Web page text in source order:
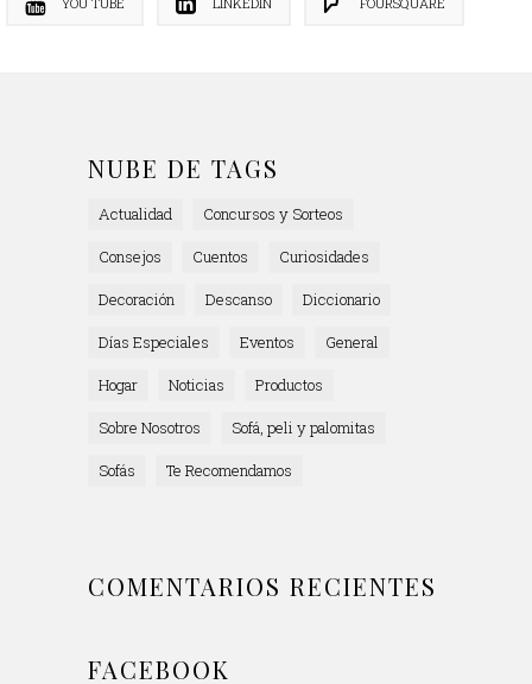
NUBE DE TAGS
Actualidad
Concursos y Sorteos
Consejos
Cuentos
Curiosidades
Decoración
Descanso
Diccionario
Días Especiales
Eventos
General
Hogar
Noticias
Productos
Sobre Nosotros
Sofá, peli y palomitas
Sofás
Te Recomendamos
COMENTARIOS RECIENTES
FACEBOOK